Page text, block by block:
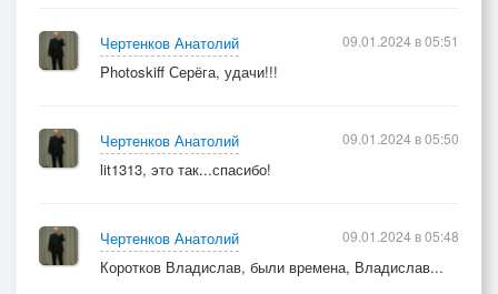
Вот Петрусь цигарку бросил,
Бритый череп поднапряг
– Прощенья просим,
Но случился кавардак.
Вредоносные лучи:
Эпидемия холеры
Чертенков Анатолий
Photoskiff Серёга, удачи!!!
09.01.2024 в 05:51
Чертенков Анатолий
lit1313, это так...спасибо!
09.01.2024 в 05:50
Чертенков Анатолий
Коротков Владислав, были времена, Владислав...
09.01.2024 в 05:48